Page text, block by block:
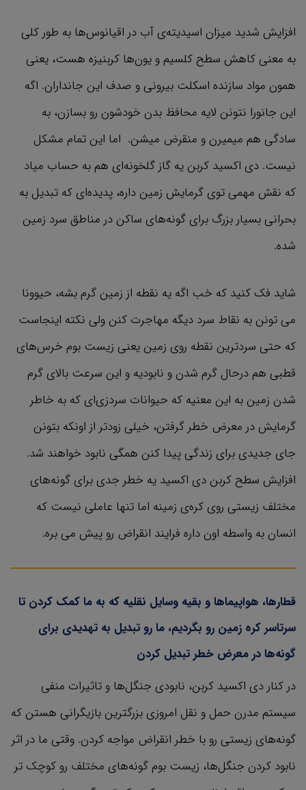
افزایش شدید میزان اسیدیته‌ی آب در اقیانوس‌ها به طور کلی
به معنی کاهش سطح کلسیم و یون‌ها کربنیزه هست، یعنی
همون مواد سازنده اسکلت بیرونی و صدف این جانداران. اگه
این جانورا نتونن لایه محافظ بدن خودشون رو بسازن، به
سادگی هم میمیرن و منقرض میشن. اما این تمام مشکل
نیست. دی اکسید کربن یه گاز گلخونه‌ای هم به حساب میاد
که نقش مهمی توی گرمایش زمین داره، پدیده‌ای که تبدیل به
بحرانی بسیار بزرگ برای گونه‌های ساکن در مناطق سرد زمین
شده.
شاید فک کنید که خب اگه یه نقطه از زمین گرم بشه، حیوونا
می تونن به نقاط سرد دیگه مهاجرت کنن ولی نکته اینجاست
که حتی سردترین نقطه روی زمین یعنی زیست بوم‌ خرس‌های
قطبی هم درحال گرم شدن و نابودیه و این سرعت بالای گرم
شدن زمین به این معنیه که حیوانات سردزی‌ای که به خاطر
گرمایش در معرض خطر گرفتن، خیلی زودتر از اونکه بتونن
جای جدیدی برای زندگی پیدا کنن همگی نابود خواهند شد.
افزایش سطح کربن دی اکسید یه خطر جدی برای گونه‌های
مختلف زیستی روی کره‌ی زمینه اما تنها عاملی نیست که
انسان به واسطه اون داره فرایند انقراض رو پیش می بره.
قطارها، هواپیماها و بقیه وسایل نقلیه که به ما کمک کردن تا
سرتاسر کره زمین رو بگردیم، ما رو تبدیل به تهدیدی برای
گونه‌ها در معرض خطر تبدیل کردن
در کنار دی اکسید کربن، نابودی جنگل‌ها و تاثیرات منفی
سیستم مدرن حمل و نقل امروزی بزرگترین بازیگرانی هستن که
گونه‌های زیستی رو با خطر انقراض مواجه کردن. وقتی ما در اثر
نابود کردن جنگل‌ها، زیست بوم گونه‌های مختلف رو کوچک تر